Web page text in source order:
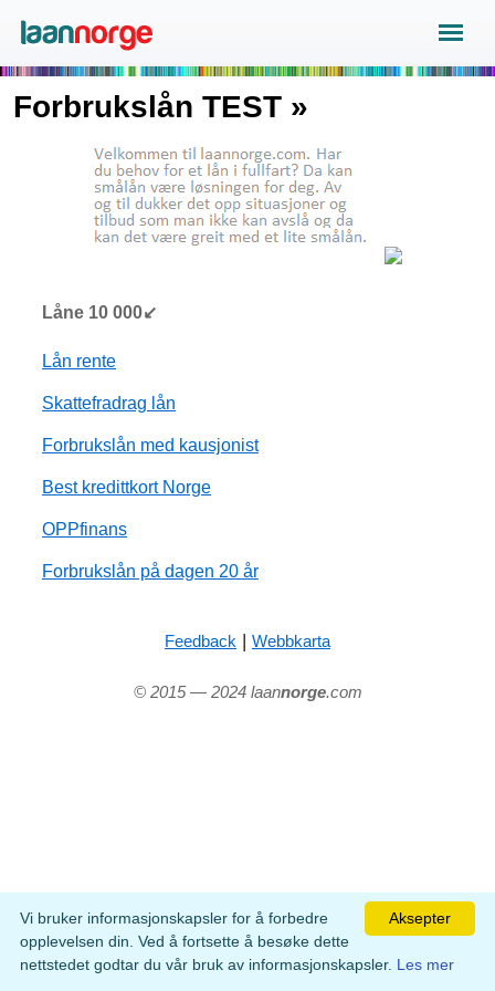
Forbrukslån TEST »
Låne 10 000↙
Lån rente
Skattefradrag lån
Forbrukslån med kausjonist
Best kredittkort Norge
OPPfinans
Forbrukslån på dagen 20 år
Feedback | Webbkarta
© 2015 — 2024 laannorge.com
Aksepter
Vi bruker informasjonskapsler for å forbedre
opplevelsen din. Ved å fortsette å besøke dette
nettstedet godtar du vår bruk av informasjonskapsler. Les mer